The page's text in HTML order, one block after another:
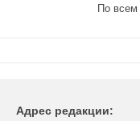
По всем
Адрес редакции: